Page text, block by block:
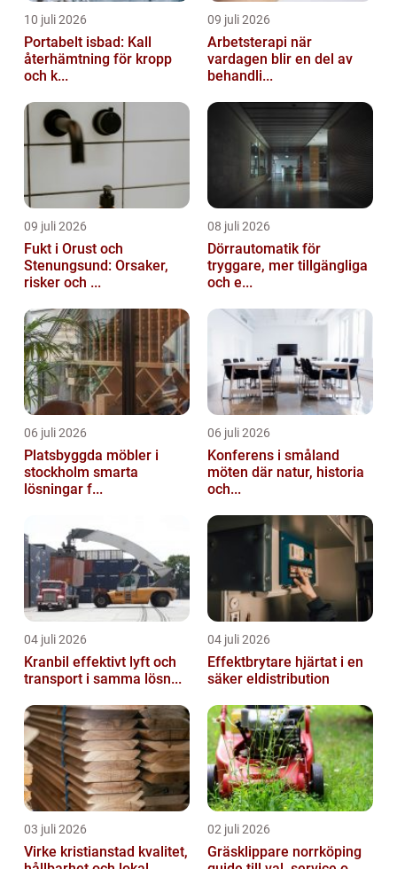
10 juli 2026
Portabelt isbad: Kall
återhämtning för kropp
och k...
09 juli 2026
Arbetsterapi när
vardagen blir en del av
behandli...
09 juli 2026
Fukt i Orust och
Stenungsund: Orsaker,
risker och ...
08 juli 2026
Dörrautomatik för
tryggare, mer tillgängliga
och e...
06 juli 2026
Platsbyggda möbler i
stockholm smarta
lösningar f...
06 juli 2026
Konferens i småland
möten där natur, historia
och...
04 juli 2026
Kranbil effektivt lyft och
transport i samma lösn...
04 juli 2026
Effektbrytare hjärtat i en
säker eldistribution
03 juli 2026
Virke kristianstad kvalitet,
02 juli 2026
Gräsklippare norrköping